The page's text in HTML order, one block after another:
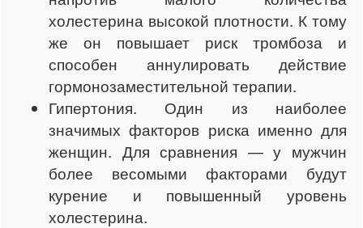
холестерина высокой плотности. К тому
же он повышает риск тромбоза и
способен аннулировать действие
гормонозаместительной терапии.
Гипертония. Один из наиболее
значимых факторов риска именно для
женщин. Для сравнения — у мужчин
более весомыми факторами будут
курение и повышенный уровень
холестерина.